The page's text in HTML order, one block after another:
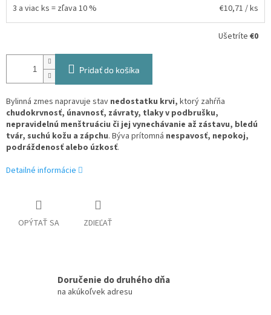
3 a viac ks = zľava 10 % €10,71 / ks
Ušetríte €0
Pridať do košíka
Bylinná zmes napravuje stav nedostatku krvi, ktorý zahŕňa
chudokrvnosť, únavnosť, závraty, tlaky v podbrušku,
nepravidelnú menštruáciu či jej vynechávanie až zástavu, bledú
tvár, suchú kožu a zápchu. Býva prítomná nespavosť, nepokoj,
podráždenosť alebo úzkosť.
Detailné informácie
OPÝTAŤ SA ZDIEĽAŤ
Doručenie do druhého dňa
na akúkoľvek adresu